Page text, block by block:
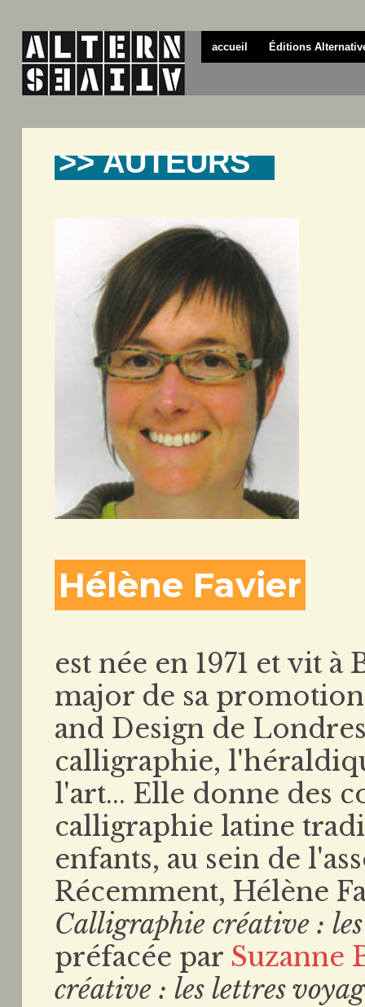
accueil Éditions
>> AUTEURS
Hélène Favier
est née en 1971 et vit
major de sa
and Design de
calligraphie,
l'art... Elle donne des
calligraphie latine
enfants, au sein de
Récemment, Hélène
Calligraphie créative :
préfacée par Suzanne
créative : les lettres